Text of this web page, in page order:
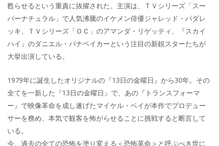
甦らせるという重責に抜擢された。主演は、ＴＶシリーズ「スー
パーナチュラル」で人気沸騰のイケメン俳優ジャレッド・パダレ
ッキ、ＴＶシリーズ「ＯＣ」のアマンダ・リゲッティ、『スカイ
ハイ』のダニエル・パナベイカーという注目の新鋭スターたちが
大挙出演している。
1979年に誕生したオリジナルの『13日の金曜日』から30年。その
全てを一新した『13日の金曜日』で、あの『トランスフォーマ
ー』で映像革命を成し遂げたマイケル・ベイが本作でプロデュー
サーを務め、本気で観客を怖がらせることに挑戦すると断言して
いる。
今、過去の全ての恐怖を塗り変える＜恐怖革命＞と呼ぶべき世に